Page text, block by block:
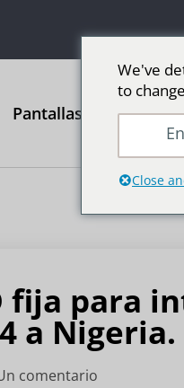
Pantallas publicitarias
fija para
a Nigeria.
comentario
We've
to
Close